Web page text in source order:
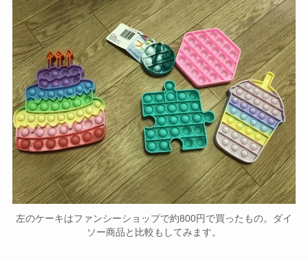
左のケーキはファンシーショップで約800円で買ったもの。ダイ
ソー商品と比較もしてみます。